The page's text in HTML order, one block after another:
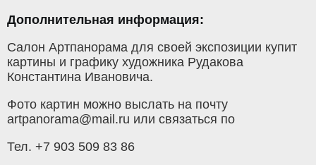
Дополнительная информация:
Салон Артпанорама для своей экспозиции купит
картины и графику художника Рудакова
Константина Ивановича.
Фото картин можно выслать на почту
artpanorama@mail.ru или связаться по
Тел. +7 903 509 83 86